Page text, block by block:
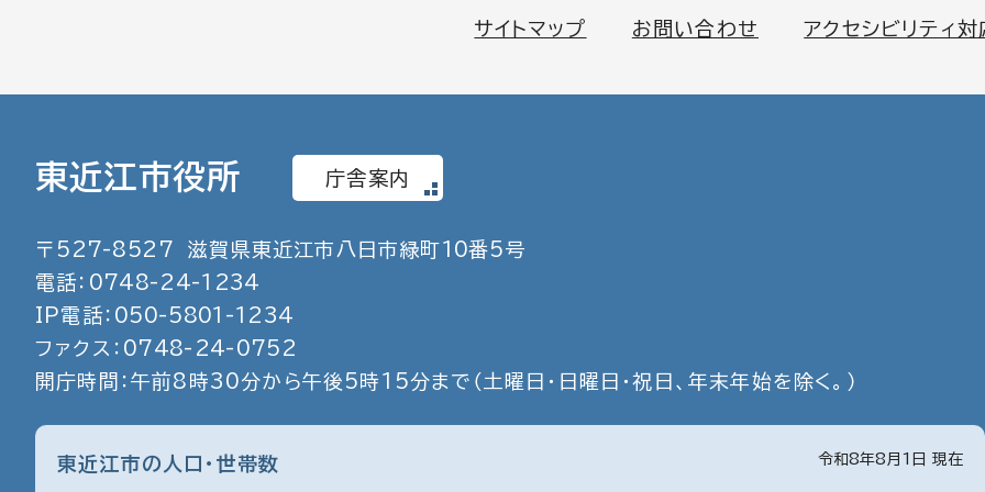
サイトマップ お問い合わせ アクセシビリティ
東近江市役所 庁舎案内
〒 527-8527 滋賀県東近江市八日市緑町10番5号
電話： 0748- 24-1234
IP電話： 050- 5801 -1234
ファクス： 0748- 24- 0752
開庁時間：午前8時30分から午後5時15分まで （土曜日・日曜日・祝日、年末年始を除く。）
東近江市の人口・世帯数 令和8年8月1日 現在